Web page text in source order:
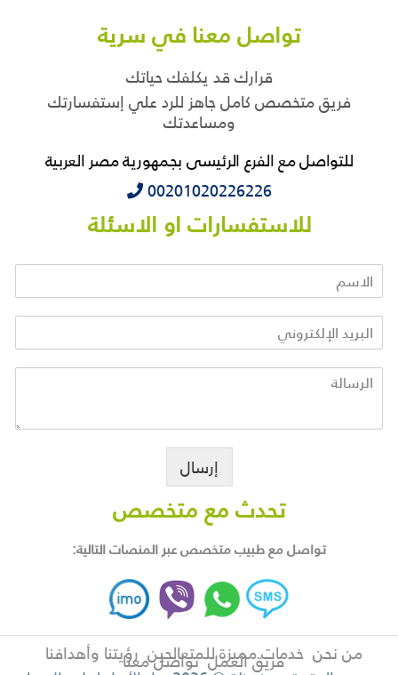
تواصل معنا في سرية
قرارك قد يكلفك حياتك
فريق متخصص كامل جاهز للرد علي إستفسارتك
ومساعدتك
للتواصل مع الفرع الرئيسى بجمهورية مصر العربية
‭‭‭00201020226226
للاستفسارات او الاسئلة
إرسال
تحدث مع متخصص
تواصل مع طبيب متخصص عبر المنصات التالية:
من نحن خدمات مميزة للمتعالجين رؤيتنا وأهدافنا فريق العمل تواصل معنا